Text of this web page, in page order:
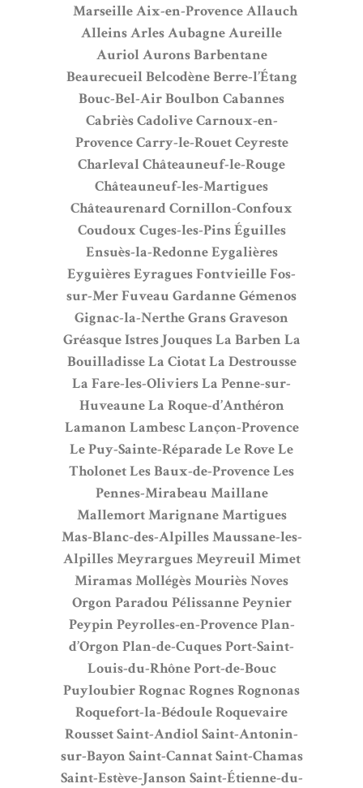
MarseilleAix-en-ProvenceAllauch
AlleinsArlesAubagneAureille
AuriolAuronsBarbentane
BeaurecueilBelcodèneBerre-l’Étang
Bouc-Bel-AirBoulbon Cabannes
CabrièsCadoliveCarnoux-en-
ProvenceCarry-le-RouetCeyreste
CharlevalChâteauneuf-le-Rouge
Châteauneuf-les-Martigues
Châteaurenard Cornillon-Confoux
Coudoux Cuges-les-PinsÉguilles
Ensuès-la-RedonneEygalières
EyguièresEyraguesFontvieilleFos-
sur-MerFuveau GardanneGémenos
Gignac-la-NertheGransGraveson
GréasqueIstres JouquesLa Barben La
BouilladisseLa CiotatLa Destrousse
La Fare-les-OliviersLa Penne-sur-
HuveauneLa Roque-d’Anthéron
Lamanon LambescLançon-Provence
Le Puy-Sainte-RéparadeLe RoveLe
TholonetLes Baux-de-ProvenceLes
Pennes-Mirabeau Maillane
MallemortMarignaneMartigues
Mas-Blanc-des-AlpillesMaussane-les-
AlpillesMeyrarguesMeyreuilMimet
MiramasMollégèsMourièsNoves
Orgon Paradou PélissannePeynier
Peypin Peyrolles-en-ProvencePlan-
d’Orgon Plan-de-CuquesPort-Saint-
Louis-du-RhônePort-de-Bouc
PuyloubierRognacRognesRognonas
Roquefort-la-BédouleRoquevaire
RoussetSaint-AndiolSaint-Antonin-
sur-Bayon Saint-CannatSaint-Chamas
Saint-Estève-Janson Saint-Étienne-du-